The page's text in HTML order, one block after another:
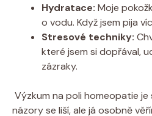
Hydratace: ‍Moje
o vodu. Když jsem pija
Stresové techniky:
které ​jsem si‍ dopřával,
zázraky.
Výzkum⁤ na poli homeopatie
názory se liší, ale já osobně